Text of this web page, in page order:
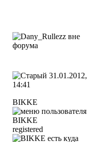
31.01.2012,
14:41
BIKKE
registered